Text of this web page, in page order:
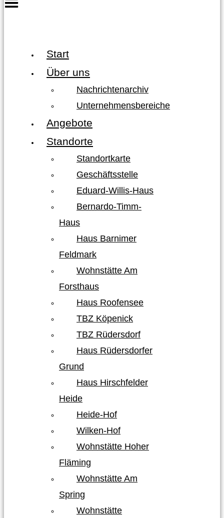
Start
Über uns
Nachrichtenarchiv
Unternehmensbereiche
Angebote
Standorte
Standortkarte
Geschäftsstelle
Eduard-Willis-Haus
Bernardo-Timm-
Haus
Haus Barnimer
Feldmark
Wohnstätte Am
Forsthaus
Haus Roofensee
TBZ Köpenick
TBZ Rüdersdorf
Haus Rüdersdorfer
Grund
Haus Hirschfelder
Heide
Heide-Hof
Wilken-Hof
Wohnstätte Hoher
Fläming
Wohnstätte Am
Spring
Wohnstätte